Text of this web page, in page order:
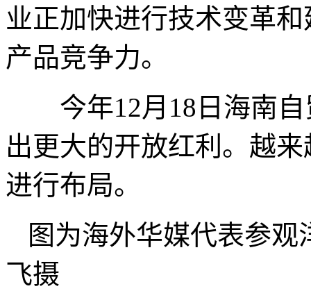
业正加快进行技术变革
产品竞争力。
今年12月18日海南自
出更大的开放红利。越
进行布局。
图为海外华媒代表参观
飞摄